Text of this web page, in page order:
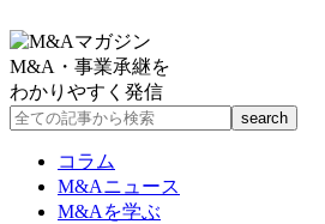
M&A・事業承継を
わかりやすく発信
コラム
M&Aニュース
M&Aを学ぶ